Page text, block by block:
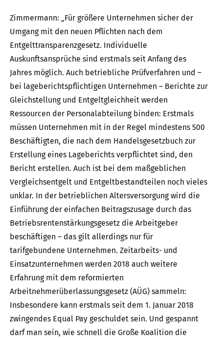
Zimmermann: „Für größere Unternehmen sicher der
Umgang mit den neuen Pflichten nach dem
Entgelttransparenzgesetz. Individuelle
Auskunftsansprüche sind erstmals seit Anfang des
Jahres möglich. Auch betriebliche Prüfverfahren und –
bei lageberichtspflichtigen Unternehmen – Berichte zur
Gleichstellung und Entgeltgleichheit werden
Ressourcen der Personalabteilung binden: Erstmals
müssen Unternehmen mit in der Regel mindestens 500
Beschäftigten, die nach dem Handelsgesetzbuch zur
Erstellung eines Lageberichts verpflichtet sind, den
Bericht erstellen. Auch ist bei dem maßgeblichen
Vergleichsentgelt und Entgeltbestandteilen noch vieles
unklar. In der betrieblichen Altersversorgung wird die
Einführung der einfachen Beitragszusage durch das
Betriebsrentenstärkungsgesetz die Arbeitgeber
beschäftigen – das gilt allerdings nur für
tarifgebundene Unternehmen. Zeitarbeits- und
Einsatzunternehmen werden 2018 auch weitere
Erfahrung mit dem reformierten
Arbeitnehmerüberlassungsgesetz (AÜG) sammeln:
Insbesondere kann erstmals seit dem 1. Januar 2018
zwingendes Equal Pay geschuldet sein. Und gespannt
darf man sein, wie schnell die Große Koalition die